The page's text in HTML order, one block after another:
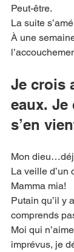
Peut-être.
La suite
À une
Je crois
eaux. Je
s’en
Mon
La veille d’un
Mamma mia!
Putain qu’il y
comprends
Moi qui
imprévus, je